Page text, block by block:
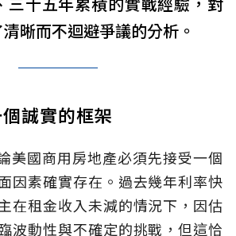
晰而不迴避爭議的分析。
誠實的框架
美國商用房地產必須先接受一個
因素確實存在。過去幾年利率快
在租金收入未減的情況下，因估
波動性與不確定的挑戰，但這恰